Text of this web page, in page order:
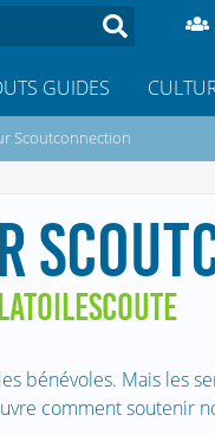
GUIDES
Scoutconnection
bénévoles. Mais les
comment soutenir